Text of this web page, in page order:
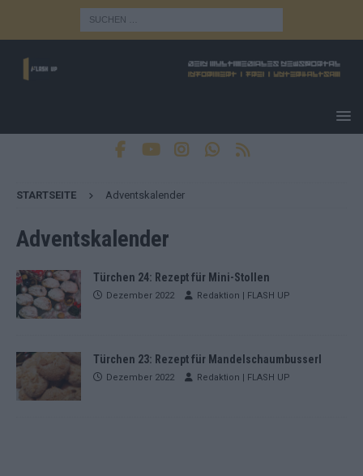
STARTSEITE Adventskalender
Adventskalender
Türchen 24: Rezept für Mini-Stollen
Dezember 2022 Redaktion | FLASH UP
Türchen 23: Rezept für Mandelschaumbusserl
Dezember 2022 Redaktion | FLASH UP